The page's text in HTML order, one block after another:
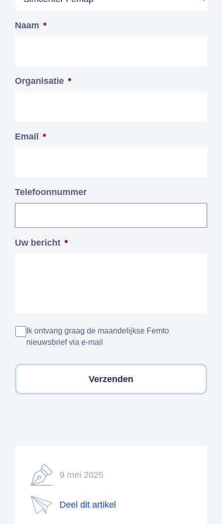
Naam *
Organisatie *
Email *
Telefoonnummer
Uw bericht *
Ik ontvang graag de maandelijkse Femto
nieuwsbrief via e-mail
9 mei 2025
Deel dit artikel